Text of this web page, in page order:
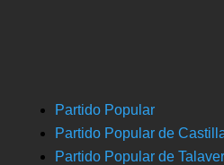
Partido Popular
Partido Popular de
Partido Popular de